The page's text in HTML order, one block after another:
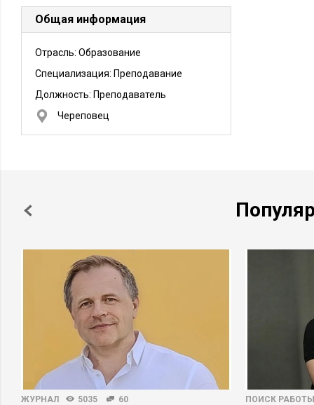
Общая информация
Отрасль: Образование
Специализация: Преподавание
Должность: Преподаватель
Череповец
ЖУРНАЛ 5035 60 ПОИСК РАБОТЫ